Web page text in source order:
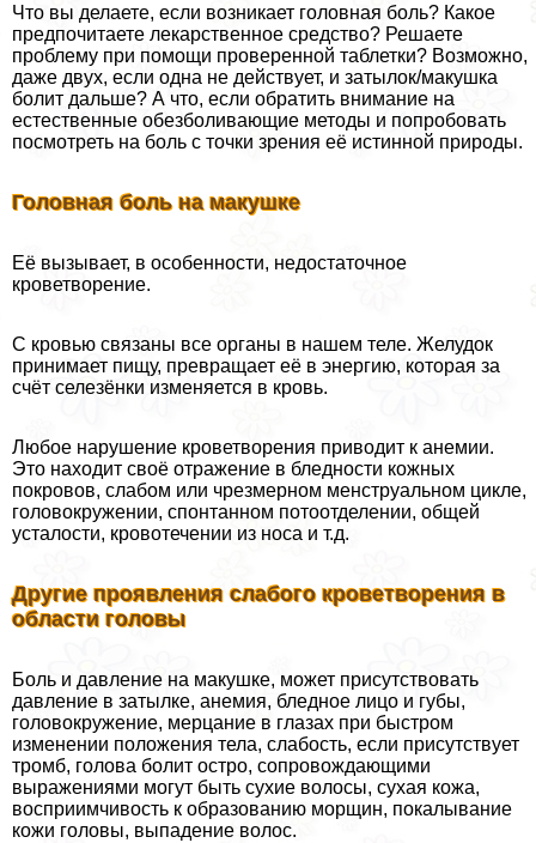
Что вы делаете, если возникает головная боль? Какое
предпочитаете лекарственное средство? Решаете
проблему при помощи проверенной таблетки? Возможно,
даже двух, если одна не действует, и затылок/макушка
болит дальше? А что, если обратить внимание на
естественные обезболивающие методы и попробовать
посмотреть на боль с точки зрения её истинной природы.
Головная боль на макушке
Её вызывает, в особенности, недостаточное
кроветворение.
С кровью связаны все органы в нашем теле. Желудок
принимает пищу, превращает её в энергию, которая за
счёт селезёнки изменяется в кровь.
Любое нарушение кроветворения приводит к анемии.
Это находит своё отражение в бледности кожных
покровов, слабом или чрезмерном мeнcтpуальном цикле,
головокружении, спонтанном потоотделении, общей
усталости, кровотечении из носа и т.д.
Другие проявления слабого кроветворения в
области головы
Боль и давление на макушке, может присутствовать
давление в затылке, анемия, бледное лицо и губы,
головокружение, мерцание в глазах при быстром
изменении положения тела, слабость, если присутствует
тромб, голова болит остро, сопровождающими
выражениями могут быть сухие волосы, сухая кожа,
восприимчивость к образованию морщин, покалывание
кожи головы, выпадение волос.